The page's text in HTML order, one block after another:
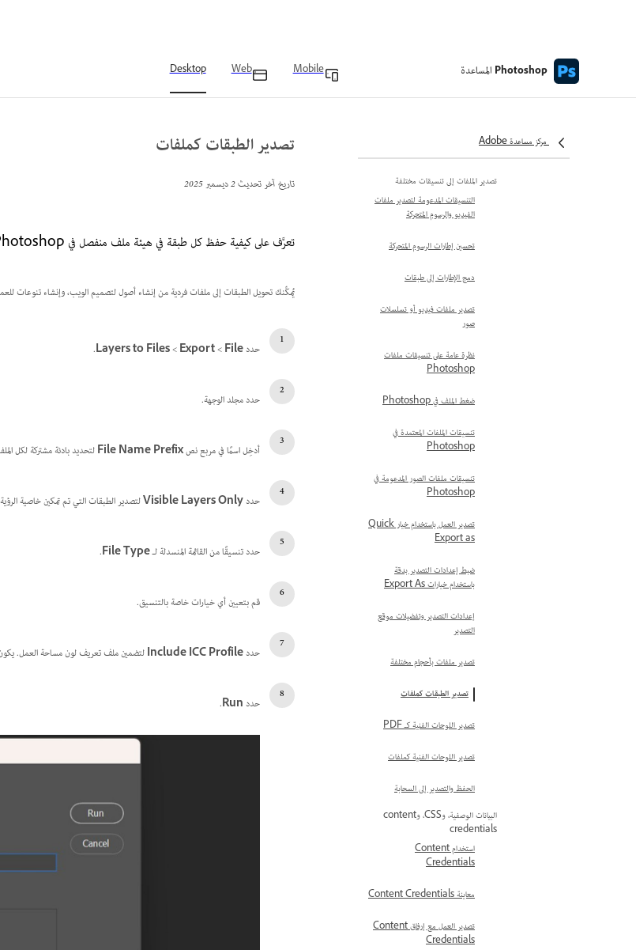
Photoshop المساعدة Mobile
Web
Desktop
مركز مساعدة Adobe
الأسئلة الشائعة حول مستندات
Photoshop السحابية
حفظ للويب
تصدير الملفات إلى تنسيقات مختلفة
التنسيقات المدعومة لتصدير ملفات
الفيديو والرسوم المتحركة
تحسين إطارات الرسوم المتحركة
دمج الإطارات إلى طبقات
تصدير ملفات فيديو أو تسلسلات
صور
نظرة عامة على تنسيقات ملفات
Photoshop
ضغط الملف في Photoshop
تنسيقات الملفات المعتمدة في
Photoshop
تنسيقات ملفات الصور المدعومة في
Photoshop
تصدير العمل باستخدام خيار Quick
Export as
ضبط إعدادات التصدير بدقة
باستخدام خيارات Export As
إعدادات التصدير وتفضيلات موقع
التصدير
تصدير ملفات بأحجام مختلفة
تصدير الطبقات كملفات
تصدير اللوحات الفنية كـ PDF
تصدير اللوحات الفنية كملفات
الحفظ والتصدير إلى السحابة
البيانات الوصفية، وCSS، وcontent
credentials
استخدام Content
Credentials
معاينة Content Credentials
تصدير العمل مع إرفاق Content
Credentials
تصدير الطبقات كملفات
تاريخ آخر تحديث2 ديسمبر 2025
تعرَّف على كيفية حفظ كل طبقة في هيئة ملف منفصل في Adobe Photoshop، وتحديد التنسيق المفضل لديك، وتسمية الملفات تمامًا كما تريد.
يُمكِّنك تحويل الطبقات إلى ملفات فردية من إنشاء أصول لتصميم الويب، وإنشاء تنوعات
حددFile
‏>
Export
‏>
Layers to Files
.
حدد مجلد الوجهة.
أدخِل اسمًا في مربع نصFile Name Prefixلتحديد بادئة مشتركة لكل
حددVisible Layers Onlyلتصدير الطبقات التي تم تمكين خاصية
حدد تنسيقًا من القائمة المنسدلة لـFile Type
.
قم بتعيين أي خيارات خاصة بالتنسيق.
حددInclude ICC Profileلتضمين ملف تعريف لون مساحة العمل. يكون
حددRun
.